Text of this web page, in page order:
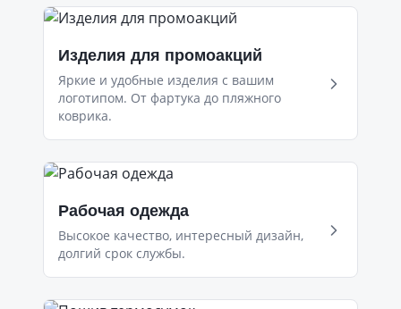
Изделия для промоакций
Яркие и удобные изделия с вашим
логотипом. От фартука до пляжного
коврика.
Рабочая одежда
Высокое качество, интересный дизайн,
долгий срок службы.